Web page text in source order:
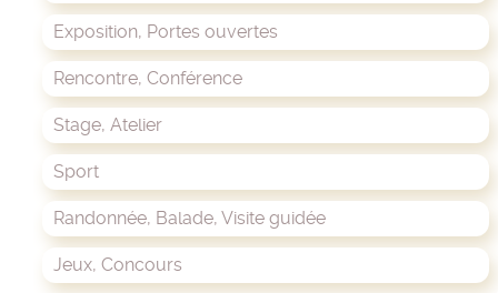
Exposition, Portes ouvertes
Rencontre, Conférence
Stage, Atelier
Sport
Randonnée, Balade, Visite guidée
Jeux, Concours